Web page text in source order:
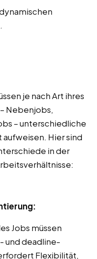
je nach Art ihres
Nebenjobs,
– unterschiedliche
Hier sind
in der
Jobs müssen
und deadline-
Flexibilität,